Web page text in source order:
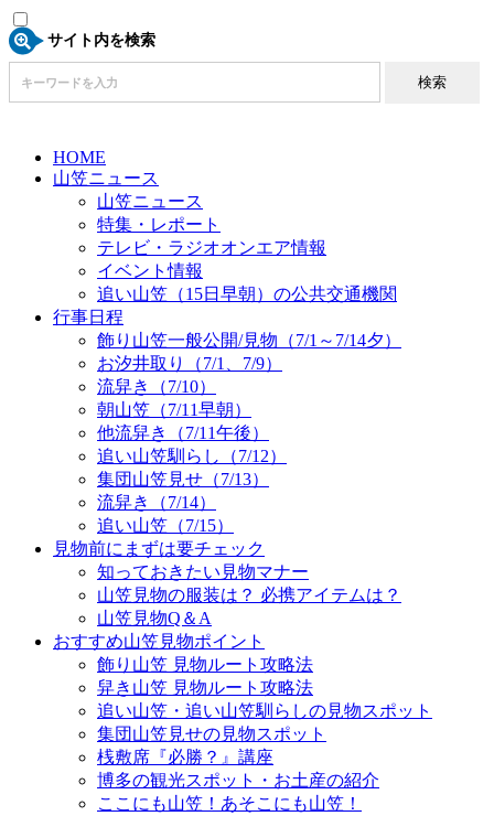
サイト内を検索
HOME
山笠ニュース
山笠ニュース
特集・レポート
テレビ・ラジオオンエア情報
イベント情報
追い山笠（15日早朝）の公共交通機関
行事日程
飾り山笠一般公開/見物（7/1～7/14夕）
お汐井取り（7/1、7/9）
流舁き（7/10）
朝山笠（7/11早朝）
他流舁き（7/11午後）
追い山笠馴らし（7/12）
集団山笠見せ（7/13）
流舁き（7/14）
追い山笠（7/15）
見物前にまずは要チェック
知っておきたい見物マナー
山笠見物の服装は？ 必携アイテムは？
山笠見物Q＆A
おすすめ山笠見物ポイント
飾り山笠 見物ルート攻略法
舁き山笠 見物ルート攻略法
追い山笠・追い山笠馴らしの見物スポット
集団山笠見せの見物スポット
桟敷席『必勝？』講座
博多の観光スポット・お土産の紹介
ここにも山笠！あそこにも山笠！